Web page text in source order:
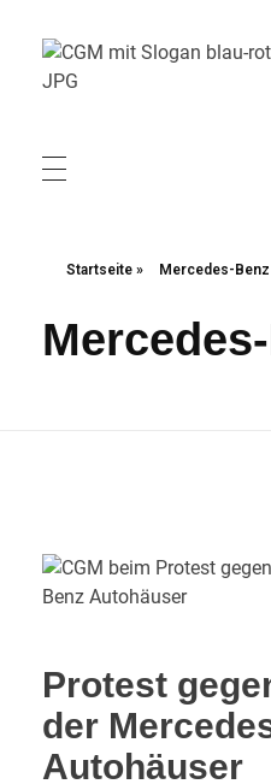
Startseite » Mercedes-Benz
Protest
der
Autohäuser